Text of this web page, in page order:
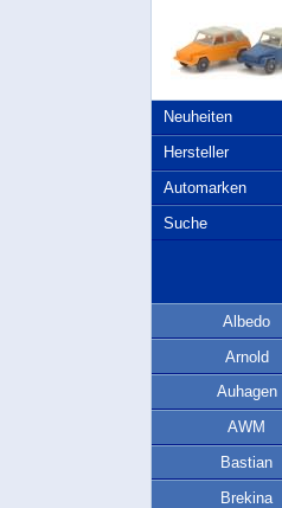
Neuheiten
Hersteller
Automarken
Suche
Albedo
Arnold
Auhagen
AWM
Bastian
Brekina